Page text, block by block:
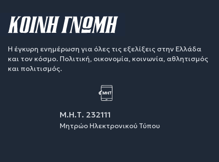
Η έγκυρη ενημέρωση για όλες τις εξελίξεις στην Ελλάδα
και τον κόσμο. Πολιτική, οικονομία, κοινωνία, αθλητισμός
και πολιτισμός.
Μ.Η.Τ. 232111
Μητρώο Ηλεκτρονικού Τύπου